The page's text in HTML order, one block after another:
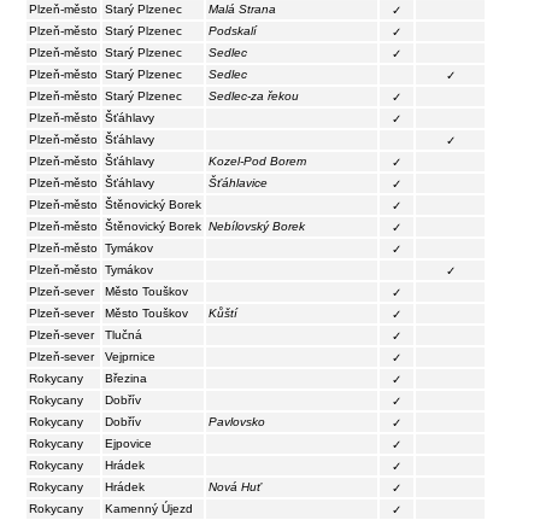
Plzeň-město Starý Plzenec Malá Strana
✓
Plzeň-město Starý Plzenec Podskalí
✓
Plzeň-město Starý Plzenec Sedlec
✓
Plzeň-město Starý Plzenec Sedlec
✓
Plzeň-město Starý Plzenec Sedlec-za řekou
✓
Plzeň-město Šťáhlavy
✓
Plzeň-město Šťáhlavy
✓
Plzeň-město Šťáhlavy Kozel-Pod Borem
✓
Plzeň-město Šťáhlavy Šťáhlavice
✓
Plzeň-město Štěnovický Borek
✓
Plzeň-město Štěnovický Borek Nebílovský Borek
✓
Plzeň-město Tymákov
✓
Plzeň-město Tymákov
✓
Plzeň-sever
Město Touškov
✓
Plzeň-sever
Město Touškov Kůští
✓
Plzeň-sever
Tlučná
✓
Plzeň-sever
Vejprnice
✓
Rokycany
Březina
✓
Rokycany
Dobřív
✓
Rokycany
Dobřív Pavlovsko
✓
Rokycany
Ejpovice
✓
Rokycany
Hrádek
✓
Rokycany
Hrádek Nová Huť
✓
Rokycany
Kamenný Újezd ✓